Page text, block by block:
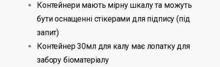
Контейнери мають мірну шкалу та можуть
бути оснащенні стікерами для підпису (під
запит)
Контейнер 30мл для калу має лопатку для
забору біоматеріалу